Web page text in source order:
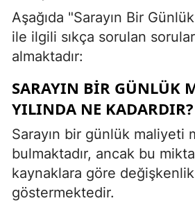
Aşağıda "Sarayın Bir
ile ilgili sıkça sorulan
almaktadır:
SARAYIN BIR GÜNLÜK
YILINDA NE KADARDIR?
Sarayın bir günlük maliyeti
bulmaktadır, ancak bu
kaynaklara göre değişkenlik
göstermektedir.